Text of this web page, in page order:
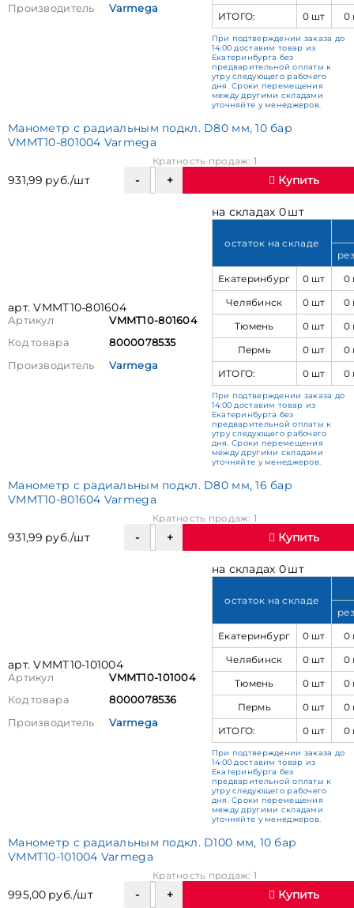
Производитель
Varmega
ИТОГО:
0 шт 0
При подтверждении заказа до
14:00 доставим товар из
Екатеринбурга без
предварительной оплаты к
утру следующего рабочего
дня. Сроки перемещения
между другими складами
уточняйте у менеджеров.
Манометр с радиальным подкл. D80 мм, 10 бар
VMMT10-801004 Varmega
931,99 руб./шт
Кратность продаж: 1
Купить
арт. VMMT10-801604
Артикул
VMMT10-801604
Код товара
8000078535
Производитель
Varmega
на складах 0 шт
остаток на складе
Екатеринбург
0 шт
0
Челябинск
0 шт
0
Тюмень
0 шт
0
Пермь
0 шт
0
ИТОГО:
0 шт 0
При подтверждении заказа до
14:00 доставим товар из
Екатеринбурга без
предварительной оплаты к
утру следующего рабочего
дня. Сроки перемещения
между другими складами
уточняйте у менеджеров.
Манометр с радиальным подкл. D80 мм, 16 бар
VMMT10-801604 Varmega
931,99 руб./шт
Кратность продаж: 1
Купить
арт. VMMT10-101004
Артикул
VMMT10-101004
Код товара
8000078536
Производитель
Varmega
на складах 0 шт
остаток на складе
Екатеринбург
0 шт
0
Челябинск
0 шт
0
Тюмень
0 шт
0
Пермь
0 шт
0
ИТОГО:
0 шт 0
При подтверждении заказа до
14:00 доставим товар из
Екатеринбурга без
предварительной оплаты к
утру следующего рабочего
дня. Сроки перемещения
между другими складами
уточняйте у менеджеров.
Манометр с радиальным подкл. D100 мм, 10 бар
VMMT10-101004 Varmega
995,00 руб./шт
Кратность продаж: 1
Купить